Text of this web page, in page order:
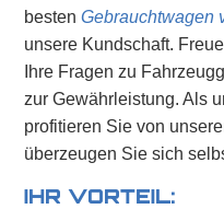
bestenGebrauchtwagen
unsere Kundschaft.
Ihre Fragen zu
zur Gewährleistung. Als
profitieren Sie von
überzeugen Sie sich
IHR VORTEIL: